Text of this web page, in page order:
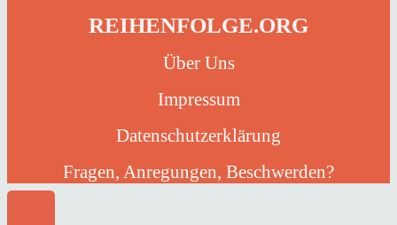
REIHENFOLGE.ORG
Über Uns
Impressum
Datenschutzerklärung
Fragen, Anregungen, Beschwerden?